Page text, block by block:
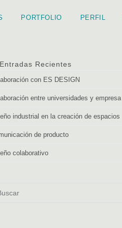
PORTFOLIO PERFIL
Entradas Recientes
con ES DESIGN
entre universidades y empresa
industrial en la creación de espacios
de producto
colaborativo